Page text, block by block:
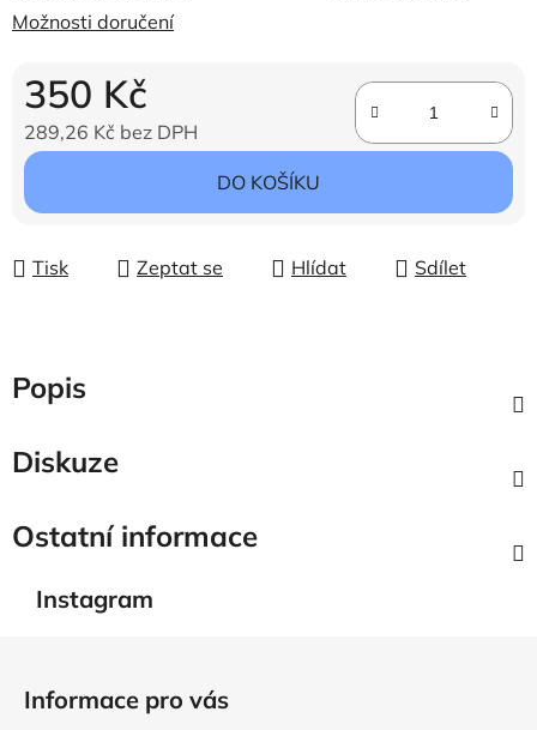
Možnosti doručení
350 Kč
289,26 Kč bez DPH
Měrná cena:
DO KOŠÍKU
Tisk Zeptat se Hlídat Sdílet
Popis
Diskuze
Ostatní informace
Instagram
Informace pro vás